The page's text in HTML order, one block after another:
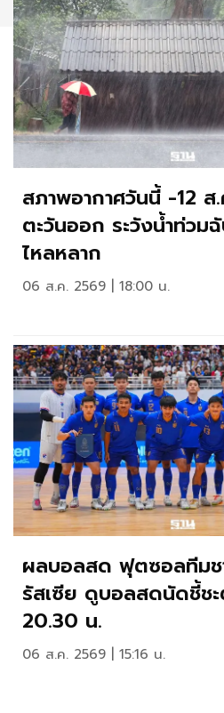
สภาพอากาศวันนี้ -12 ส
ตะวันออก ระวังน้ำท่วม
ไหลหลาก
06 ส.ค. 2569 | 18:00 น.
ผลบอลสด ฟุตซอลทีม
รัสเซีย ดูบอลสดนัดชี้ช
20.30 น.
06 ส.ค. 2569 | 15:16 น.